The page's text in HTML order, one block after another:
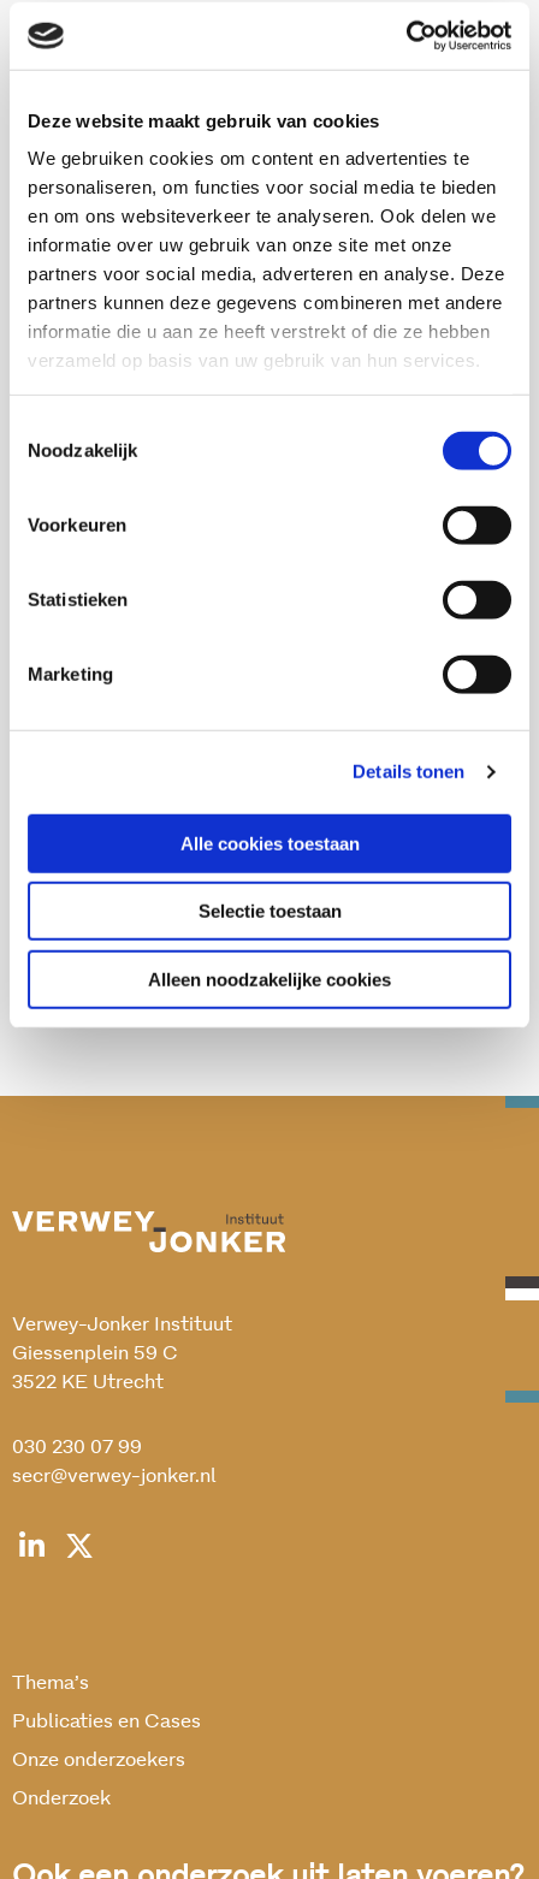
Deze website maakt gebruik van cookies
We gebruiken cookies om content en advertenties te
personaliseren, om functies voor social media te bieden
en om ons websiteverkeer te analyseren. Ook delen we
informatie over uw gebruik van onze site met onze
partners voor social media, adverteren en analyse. Deze
partners kunnen deze gegevens combineren met andere
informatie die u aan ze heeft verstrekt of die ze hebben
verzameld op basis van uw gebruik van hun services.
Noodzakelijk
Voorkeuren
Statistieken
Marketing
Details tonen
Alle cookies toestaan
Selectie toestaan
Alleen noodzakelijke cookies
en daarbuiten, samen met professionals,
samenwerkingspartners en inwoners, het gesprek
Download deze publicatie
Onderzoekers
Deel deze publicatie op:
Verwey-Jonker Instituut
Giessenplein 59 C
3522 KE Utrecht
030 230 07 99
secr@verwey-jonker.nl
Thema’s
Publicaties en Cases
Onze onderzoekers
Onderzoek